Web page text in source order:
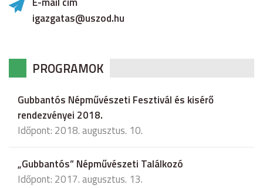
igazgatas@uszod.hu
PROGRAMOK
Gubbantós Népművészeti Fesztivál és kisérő
rendezvényei 2018.
Időpont: 2018. augusztus. 10.
„Gubbantós” Népművészeti Találkozó
Időpont: 2017. augusztus. 13.